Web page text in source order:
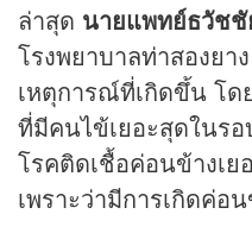
ล่าสุด นายแพทย์ธวัช
โรงพยาบาลท่าสองยา
เหตุการณ์ที่เกิดขึ้น โด
ที่มีคนไข้เยอะสุดในร
โรคติดเชื้อค่อนข้างเ
เพราะว่ามีการเกิดค่อ